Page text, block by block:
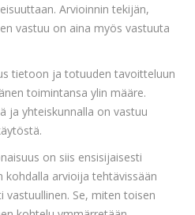
Arvioinnin tekijän,
vastuu on aina myös vastuuta
tietoon ja totuuden tavoitteluun
toimintansa ylin määre.
ja yhteiskunnalla on vastuu
on siis ensisijaisesti
kohdalla arvioija tehtävissään
Se, miten toisen